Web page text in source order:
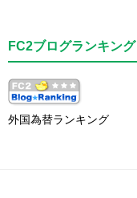
FC2ブログランキング
外国為替ランキング